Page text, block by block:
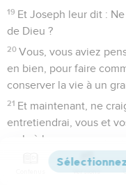
19 Et Joseph leur dit :
de Dieu ?
20 Vous, vous aviez
en bien, pour faire
conserver la vie à un
21 Et maintenant, ne
entretiendrai, vous et
parla à leur coeur.
Et Joseph habita en
et Joseph vécut cent
Versions